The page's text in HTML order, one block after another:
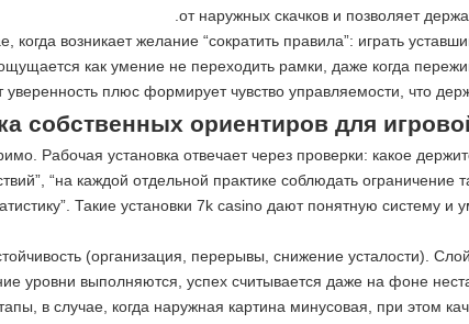
от наружных скачков и позволяет
возникает желание “сократить правила”: играть
как умение не переходить рамки, даже когда
плюс формирует чувство управляемости, что
собственных ориентиров для
Рабочая установка отвечает через проверки: какое
“на каждой отдельной практике соблюдать ограничение
Такие установки 7k casino дают понятную систему
(организация, перерывы, снижение усталости).
уровни выполняются, успех считывается даже на фоне
в случае, когда наружная картина минусовая, при этом